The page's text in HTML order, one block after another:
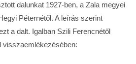
dalunkat 1927-ben, a Zala megyei
Péternétől. A leírás szerint
a dalt. Igalban Szili Ferencnétől
visszaemlékezésében: